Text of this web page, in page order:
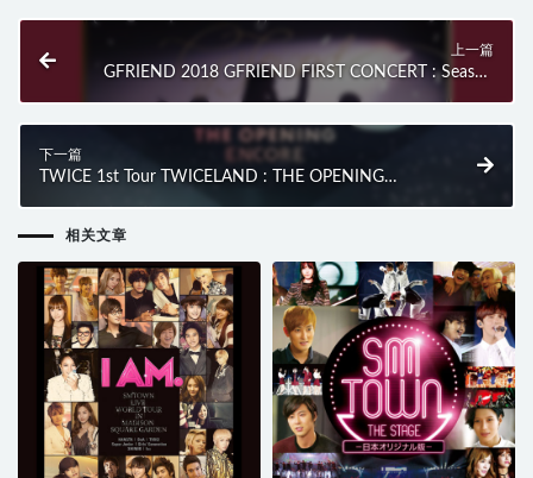
上一篇
GFRIEND 2018 GFRIEND FIRST CONCERT : Season
of GFRIEND (2BD) (2018) BD蓝光原盘 85.3G
下一篇
TWICE 1st Tour TWICELAND : THE OPENING
相关文章